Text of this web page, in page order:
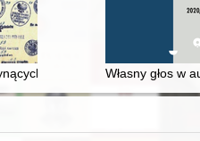
z badania pieczęci z
Własny głos w